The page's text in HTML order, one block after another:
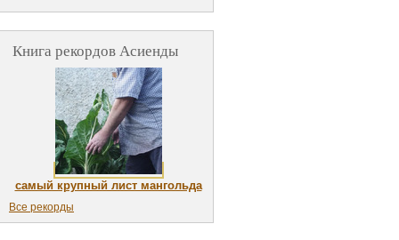
Книга рекордов Асиенды
самый крупный лист мангольда
Все рекорды